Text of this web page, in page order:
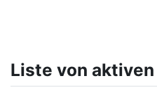
Liste von